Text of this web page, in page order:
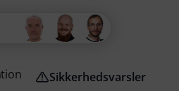
Sikkerhedsvarsler